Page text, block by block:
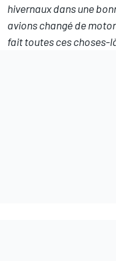
hivernaux dans une
avions changé de
fait toutes ces choses-